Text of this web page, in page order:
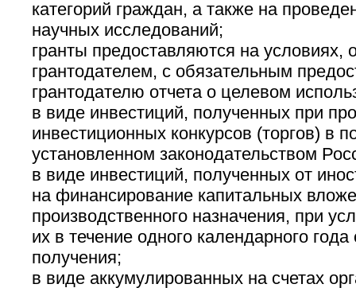
категорий граждан, а также на
научных исследований;
гранты предоставляются на условиях,
грантодателем, с обязательным
грантодателю отчета о целевом
в виде инвестиций, полученных при
инвестиционных конкурсов (торгов) в
установленном законодательством
в виде инвестиций, полученных от
на финансирование капитальных
производственного назначения, при
их в течение одного календарного
получения;
в виде аккумулированных на счетах